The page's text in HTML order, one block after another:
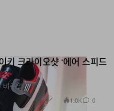
키 크라이오샷 ‘에어 스피드
비주얼.
1.0K 0